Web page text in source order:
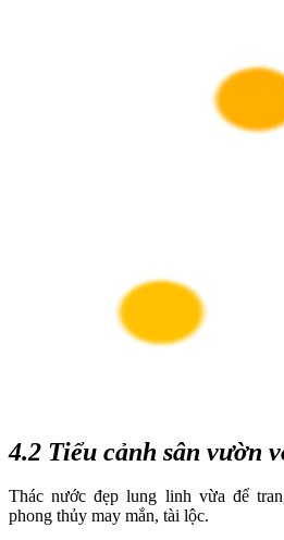
4.2 Tiểu cảnh sân vườn
Thác nước đẹp lung linh vừa để
phong thủy may mắn, tài lộc.